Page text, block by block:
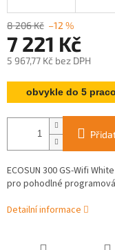
8 206 Kč –12 %
7 221 Kč
5 967,77 Kč bez DPH
Měrná
cena:obvykle do 5
ECOSUN 300 GS-Wifi
pro pohodlné
Detailní informace